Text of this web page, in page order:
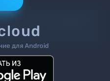
Контакты
для Android